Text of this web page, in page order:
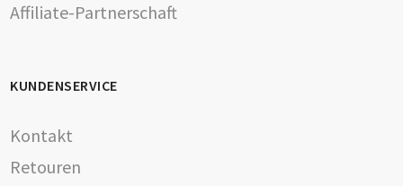
Affiliate-Partnerschaft
KUNDENSERVICE
Kontakt
Retouren